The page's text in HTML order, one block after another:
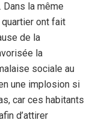
la même
ont fait
de la
la
sociale au
une implosion si
car ces habitants
d’attirer